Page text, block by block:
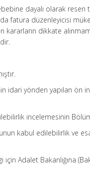
dayalı olarak resen
fatura düzenleyicisi
dikkate
idari yönden yapılan ön
incelemesinin
kabul edilebilirlik ve
Adalet Bakanlığına